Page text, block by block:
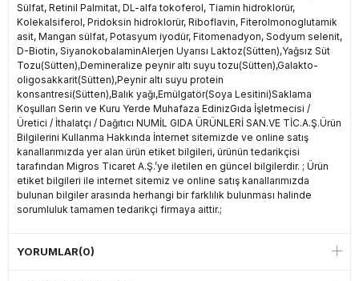
Sülfat, Retinil Palmitat, DL-alfa tokoferol, Tiamin hidroklorür,
Kolekalsiferol, Pridoksin hidroklorür, Riboflavin, Fiterolmonoglutamik
asit, Mangan sülfat, Potasyum iyodür, Fitomenadyon, Sodyum selenit,
D-Biotin, SiyanokobalaminAlerjen Uyarısı Laktoz(Sütten),Yağsız Süt
Tozu(Sütten),Demineralize peynir altı suyu tozu(Sütten),Galakto-
oligosakkarit(Sütten),Peynir altı suyu protein
konsantresi(Sütten),Balık yağı,Emülgatör(Soya Lesitini)Saklama
Koşulları Serin ve Kuru Yerde Muhafaza EdinizGıda İşletmecisi /
Üretici / İthalatçı / Dağıtıcı NUMİL GIDA ÜRÜNLERİ SAN.VE TİC.A.Ş.Ürün
Bilgilerini Kullanma Hakkında İnternet sitemizde ve online satış
kanallarımızda yer alan ürün etiket bilgileri, ürünün tedarikçisi
tarafından Migros Ticaret A.Ş.’ye iletilen en güncel bilgilerdir. ; Ürün
etiket bilgileri ile internet sitemiz ve online satış kanallarımızda
bulunan bilgiler arasında herhangi bir farklılık bulunması halinde
sorumluluk tamamen tedarikçi firmaya aittir.;
YORUMLAR(0)